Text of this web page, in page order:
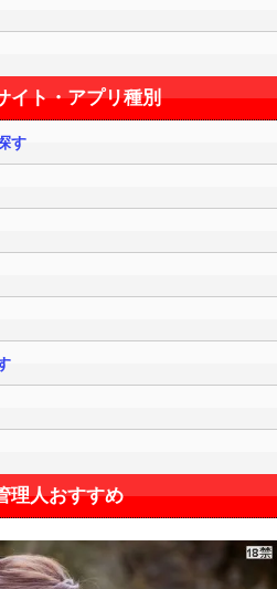
イト・アプリ種別
す
理人おすすめ